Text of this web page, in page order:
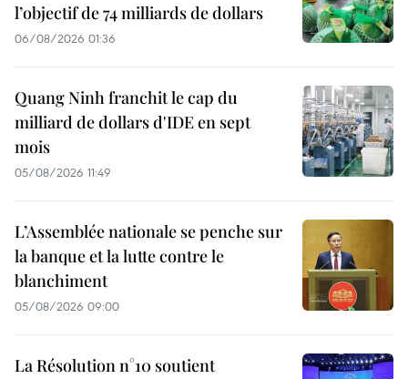
l’objectif de 74 milliards de dollars
06/08/2026 01:36
Quang Ninh franchit le cap du
milliard de dollars d'IDE en sept
mois
05/08/2026 11:49
L’Assemblée nationale se penche sur
la banque et la lutte contre le
blanchiment
05/08/2026 09:00
La Résolution n°10 soutient